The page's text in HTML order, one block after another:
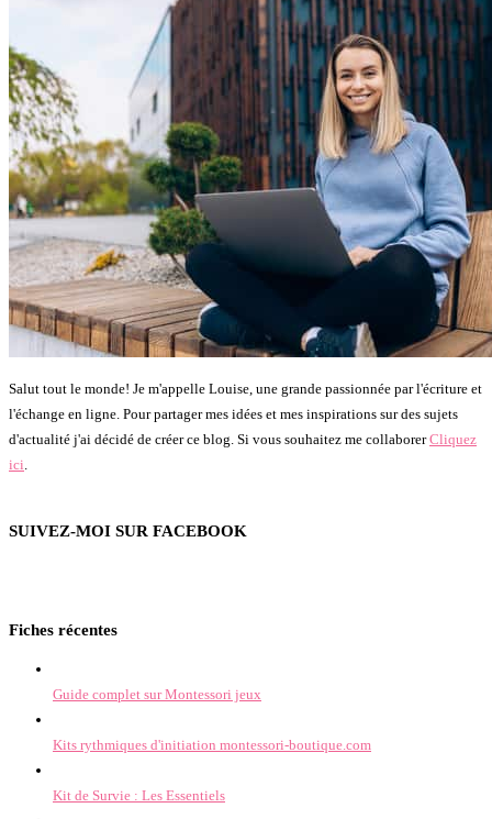
Salut tout le monde! Je m'appelle Louise, une grande passionnée par l'écriture et
l'échange en ligne. Pour partager mes idées et mes inspirations sur des sujets
d'actualité j'ai décidé de créer ce blog. Si vous souhaitez me collaborerCliquez
ici.
SUIVEZ-MOI SUR FACEBOOK
Fiches récentes
Guide complet sur Montessori jeux
Kits rythmiques d'initiation montessori-boutique.com
Kit de Survie : Les Essentiels